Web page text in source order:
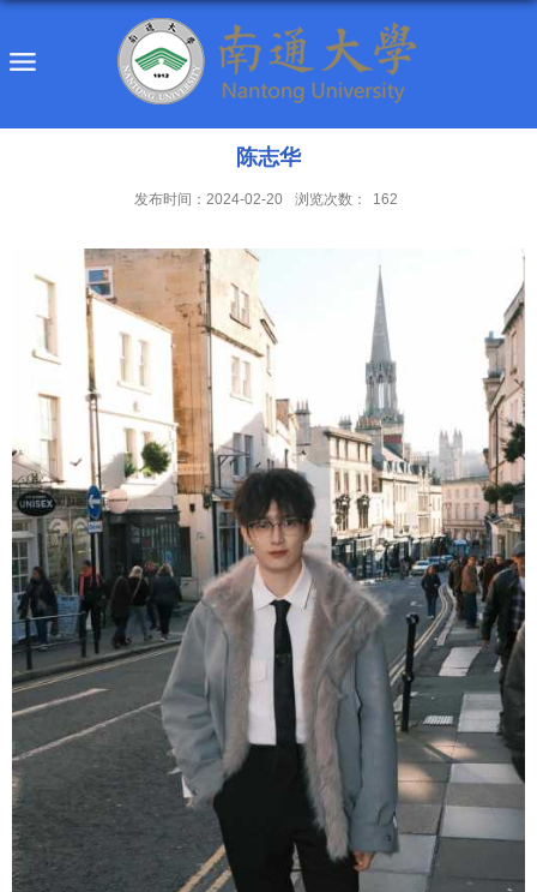
陈志华
发布时间：2024-02-20 浏览次数： 162